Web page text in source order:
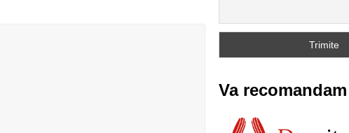
Va recomandam